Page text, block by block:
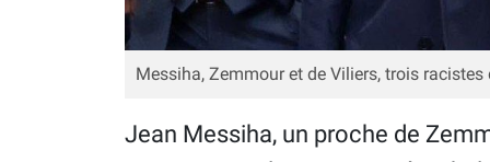
Messiha, Zemmour et de Viliers, trois
Jean Messiha, un proche de